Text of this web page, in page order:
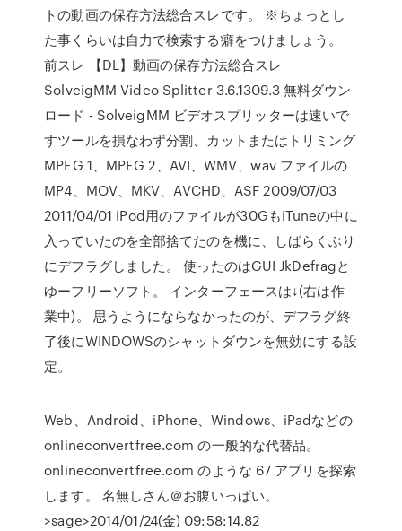
トの動画の保存方法総合スレです。 ※ちょっとし
た事くらいは自力で検索する癖をつけましょう。
前スレ 【DL】動画の保存方法総合スレ
SolveigMM Video Splitter 3.6.1309.3 無料ダウン
ロード - SolveigMM ビデオスプリッターは速いで
すツールを損なわず分割、カットまたはトリミング
MPEG 1、MPEG 2、AVI、WMV、wav ファイルの
MP4、MOV、MKV、AVCHD、ASF 2009/07/03
2011/04/01 iPod用のファイルが30GもiTuneの中に
入っていたのを全部捨てたのを機に、しばらくぶり
にデフラグしました。 使ったのはGUI JkDefragと
ゆーフリーソフト。 インターフェースは↓(右は作
業中)。 思うようにならなかったのが、デフラグ終
了後にWINDOWSのシャットダウンを無効にする設
定。
Web、Android、iPhone、Windows、iPadなどの
onlineconvertfree.com の一般的な代替品。
onlineconvertfree.com のような 67 アプリを探索
します。 名無しさん＠お腹いっぱい。
>sage>2014/01/24(金) 09:58:14.82